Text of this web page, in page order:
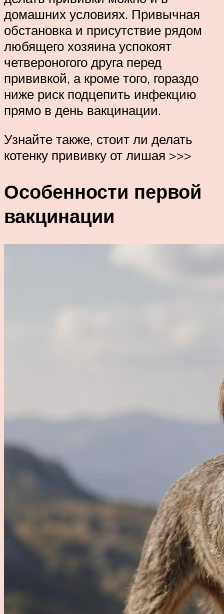
домашних условиях. Привычная
обстановка и присутствие рядом
любящего хозяина успокоят
четвероногого друга перед
прививкой, а кроме того, гораздо
ниже риск подцепить инфекцию
прямо в день вакцинации.
Узнайте также, стоит ли делать
котенку прививку от лишая >>>
Особенности первой
вакцинации